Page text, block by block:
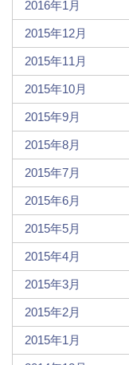
2016年1月
2015年12月
2015年11月
2015年10月
2015年9月
2015年8月
2015年7月
2015年6月
2015年5月
2015年4月
2015年3月
2015年2月
2015年1月